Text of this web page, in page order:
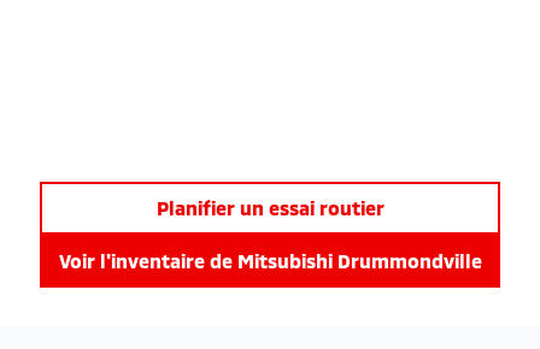
Planifier un essai routier
Voir l'inventaire de Mitsubishi Drummondville